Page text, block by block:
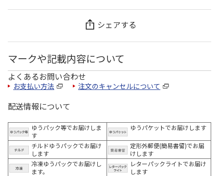
シェアする
マークや記載内容について
よくあるお問い合わせ
お支払い方法 注文のキャンセルについて
配送情報について
ゆうパック等でお届けしま
す
ゆうパケットでお届けします
チルドゆうパックでお届け
します
定形外郵便(簡易書留)でお届
けします
冷凍ゆうパックでお届けし
ます。
レターパックライトでお届け
します